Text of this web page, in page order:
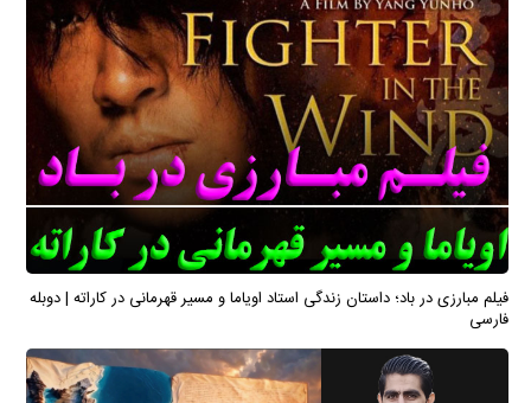
فیلم مبارزی در باد؛ داستان زندگی استاد اویاما و مسیر قهرمانی در کاراته | دوبله
فارسی